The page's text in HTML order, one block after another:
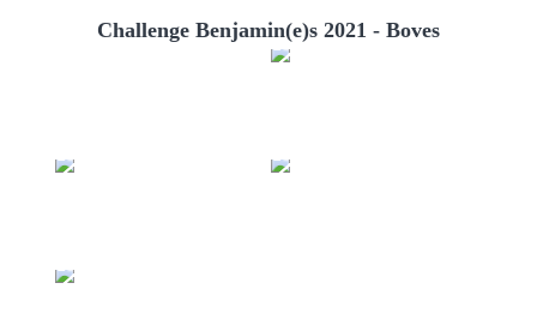
Challenge Benjamin(e)s 2021 - Boves